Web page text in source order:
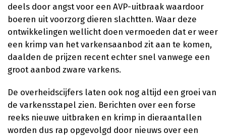
deels door angst voor een AVP-uitbraak waardoor
boeren uit voorzorg dieren slachtten. Waar deze
ontwikkelingen wellicht doen vermoeden dat er weer
een krimp van het varkensaanbod zit aan te komen,
daalden de prijzen recent echter snel vanwege een
groot aanbod zware varkens.
De overheidscijfers laten ook nog altijd een groei van
de varkensstapel zien. Berichten over een forse
reeks nieuwe uitbraken en krimp in dieraantallen
worden dus rap opgevolgd door nieuws over een